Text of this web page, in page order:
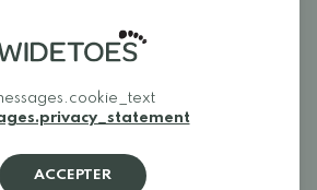
rigtige størrelse (for at mindske
ud – Printindstillinger: A4, 100%
ACCEPTER